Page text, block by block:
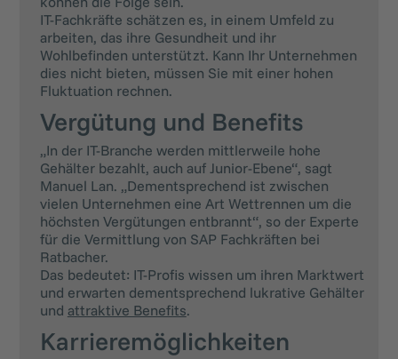
IT-Fachkräfte schätzen es, in einem Umfeld zu
arbeiten, das ihre Gesundheit und ihr
Wohlbefinden unterstützt. Kann Ihr Unternehmen
dies nicht bieten, müssen Sie mit einer hohen
Fluktuation rechnen.
Vergütung und Benefits
„In der IT-Branche werden mittlerweile hohe
Gehälter bezahlt, auch auf Junior-Ebene“, sagt
Manuel Lan. „Dementsprechend ist zwischen
vielen Unternehmen eine Art Wettrennen um die
höchsten Vergütungen entbrannt“, so der Experte
für die Vermittlung von SAP Fachkräften bei
Ratbacher.
Das bedeutet: IT-Profis wissen um ihren Marktwert
und erwarten dementsprechend lukrative Gehälter
und attraktive Benefits.
Karrieremöglichkeiten